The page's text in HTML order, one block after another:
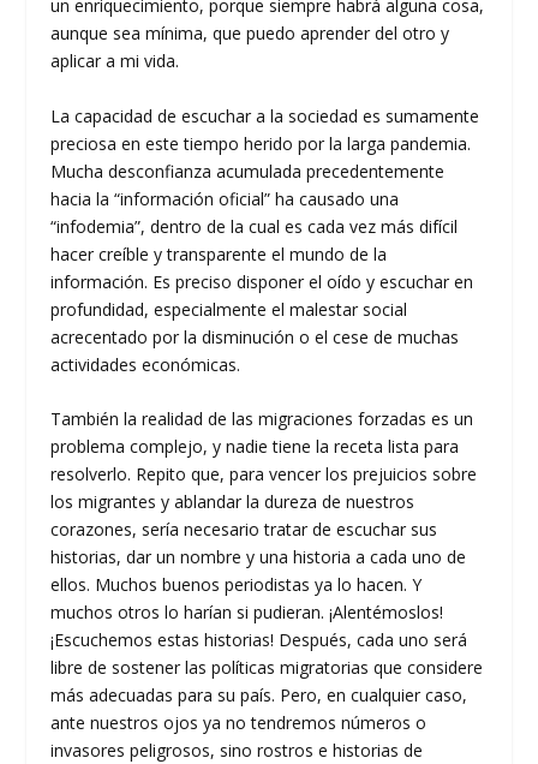
un enriquecimiento, porque siempre habrá alguna cosa,
aunque sea mínima, que puedo aprender del otro y
aplicar a mi vida.
La capacidad de escuchar a la sociedad es sumamente
preciosa en este tiempo herido por la larga pandemia.
Mucha desconfianza acumulada precedentemente
hacia la “información oficial” ha causado una
“infodemia”, dentro de la cual es cada vez más difícil
hacer creíble y transparente el mundo de la
información. Es preciso disponer el oído y escuchar en
profundidad, especialmente el malestar social
acrecentado por la disminución o el cese de muchas
actividades económicas.
También la realidad de las migraciones forzadas es un
problema complejo, y nadie tiene la receta lista para
resolverlo. Repito que, para vencer los prejuicios sobre
los migrantes y ablandar la dureza de nuestros
corazones, sería necesario tratar de escuchar sus
historias, dar un nombre y una historia a cada uno de
ellos. Muchos buenos periodistas ya lo hacen. Y
muchos otros lo harían si pudieran. ¡Alentémoslos!
¡Escuchemos estas historias! Después, cada uno será
libre de sostener las políticas migratorias que considere
más adecuadas para su país. Pero, en cualquier caso,
ante nuestros ojos ya no tendremos números o
invasores peligrosos, sino rostros e historias de